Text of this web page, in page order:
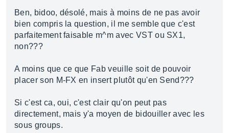
Ben, bidoo, désolé, mais à moins de ne pas avoir
bien compris la question, il me semble que c'est
parfaitement faisable m^m avec VST ou SX1,
non???
A moins que ce que Fab veuille soit de pouvoir
placer son M-FX en insert plutôt qu'en Send???
Si c'est ca, oui, c'est clair qu'on peut pas
directement, mais y'a moyen de bidouiller avec les
sous groups.